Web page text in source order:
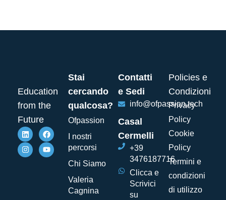
Education
from the
Future
Stai
cercando
qualcosa?
Ofpassion
I nostri
percorsi
Chi Siamo
Valeria
Cagnina
Contatti
e Sedi
info@ofpassion.tech
Casal
Cermelli
+39
3476187716
Clicca e
Scrivici
su
Policies e
Condizioni
Privacy
Policy
Cookie
Policy
Termini e
condizioni
di utilizzo